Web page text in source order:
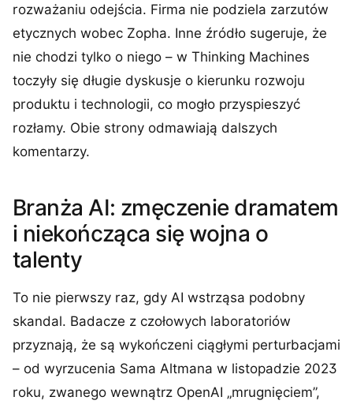
rozważaniu odejścia. Firma nie podziela zarzutów
etycznych wobec Zopha. Inne źródło sugeruje, że
nie chodzi tylko o niego – w Thinking Machines
toczyły się długie dyskusje o kierunku rozwoju
produktu i technologii, co mogło przyspieszyć
rozłamy. Obie strony odmawiają dalszych
komentarzy.
Branża AI: zmęczenie dramatem
i niekończąca się wojna o
talenty
To nie pierwszy raz, gdy AI wstrząsa podobny
skandal. Badacze z czołowych laboratoriów
przyznają, że są wykończeni ciągłymi perturbacjami
– od wyrzucenia Sama Altmana w listopadzie 2023
roku, zwanego wewnątrz OpenAI „mrugnięciem”,